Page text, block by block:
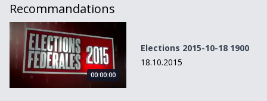
Recommandations
Elections 2015-10-18 1900
00:00:00
Elections 2015-10-18 1900
18.10.2015